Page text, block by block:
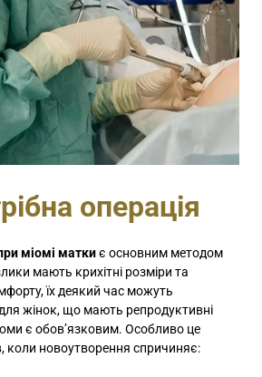
операція
міомі маткиє основним методом
мають крихітні розміри та
їх деякий час можуть
жінок, що мають репродуктивні
є обов’язковим. Особливо це
коли новоутворення спричиняє: